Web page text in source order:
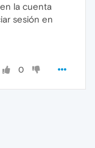
la cuenta
sesión en
0